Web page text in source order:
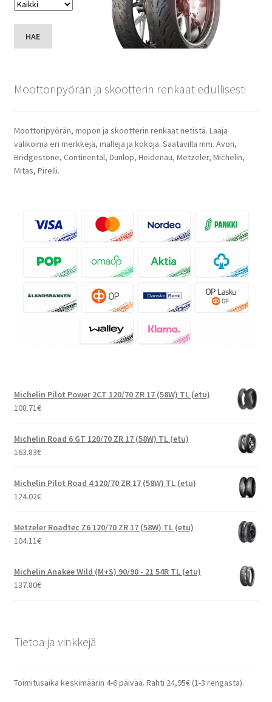
HAE
Moottoripyörän ja skootterin renkaat edullisesti
Moottoripyörän, mopon ja skootterin renkaat netistä. Laaja
valikoima eri merkkejä, malleja ja kokoja. Saatavilla mm. Avon,
Bridgestone, Continental, Dunlop, Heidenau, Metzeler, Michelin,
Mitas, Pirelli.
Michelin Pilot Power 2CT 120/70 ZR 17 (58W) TL (etu)
108.71€
Michelin Road 6 GT 120/70 ZR 17 (58W) TL (etu)
163.83€
Michelin Pilot Road 4 120/70 ZR 17 (58W) TL (etu)
124.02€
Metzeler Roadtec Z6 120/70 ZR 17 (58W) TL (etu)
104.11€
Michelin Anakee Wild (M+S) 90/90 - 21 54R TL (etu)
137.80€
Tietoa ja vinkkejä
Toimitusaika keskimäärin 4-6 päivää. Rahti 24,95€ (1-3 rengasta).